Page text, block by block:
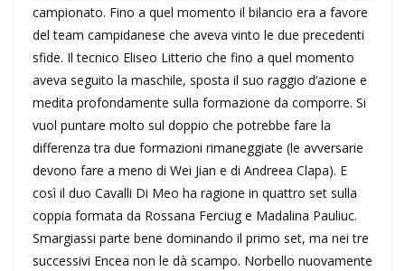
campionato. Fino a quel momento il bilancio era a favore
del team campidanese che aveva vinto le due precedenti
sfide. Il tecnico Eliseo Litterio che fino a quel momento
aveva seguito la maschile, sposta il suo raggio d’azione e
medita profondamente sulla formazione da comporre. Si
vuol puntare molto sul doppio che potrebbe fare la
differenza tra due formazioni rimaneggiate (le avversarie
devono fare a meno di Wei Jian e di Andreea Clapa). E
così il duo Cavalli Di Meo ha ragione in quattro set sulla
coppia formata da Rossana Ferciug e Madalina Pauliuc.
Smargiassi parte bene dominando il primo set, ma nei tre
successivi Encea non le dà scampo. Norbello nuovamente